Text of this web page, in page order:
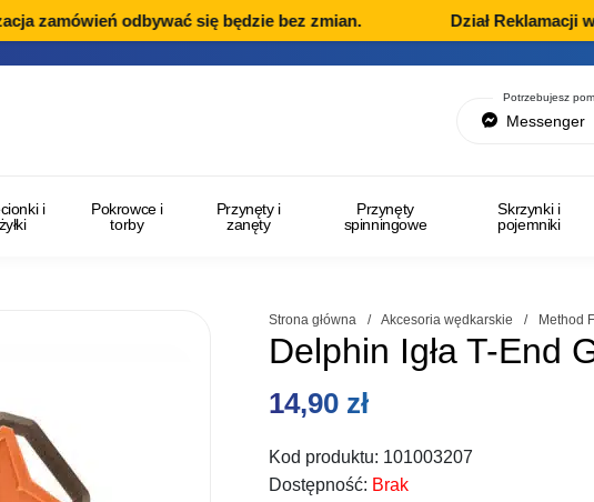
zamówień odbywać się będzie bez zmian. Dział Reklamacji
Potrzebujesz
Messenger
i
żyłki
Pokrowce i
torby
Przynęty i
zanęty
Przynęty
spinningowe
Skrzynki i
pojemniki
Strona główna / Akcesoria wędkarskie / Method
Delphin Igła T-End
14,90 zł
Kod produktu: 101003207
Dostępność: Brak